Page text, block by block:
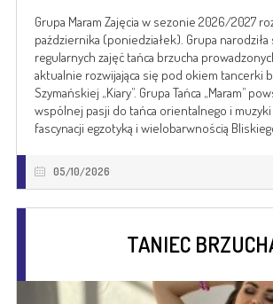
Grupa Maram Zajęcia w sezonie 2026/2027
października (poniedziałek). Grupa
regularnych zajęć tańca brzucha
aktualnie rozwijająca się pod okiem tancerki
Szymańskiej „Kiary”. Grupa Tańca „Maram”
wspólnej pasji do tańca orientalnego i muzyki
fascynacji egzotyką i wielobarwnością
05/10/2026
TANIEC